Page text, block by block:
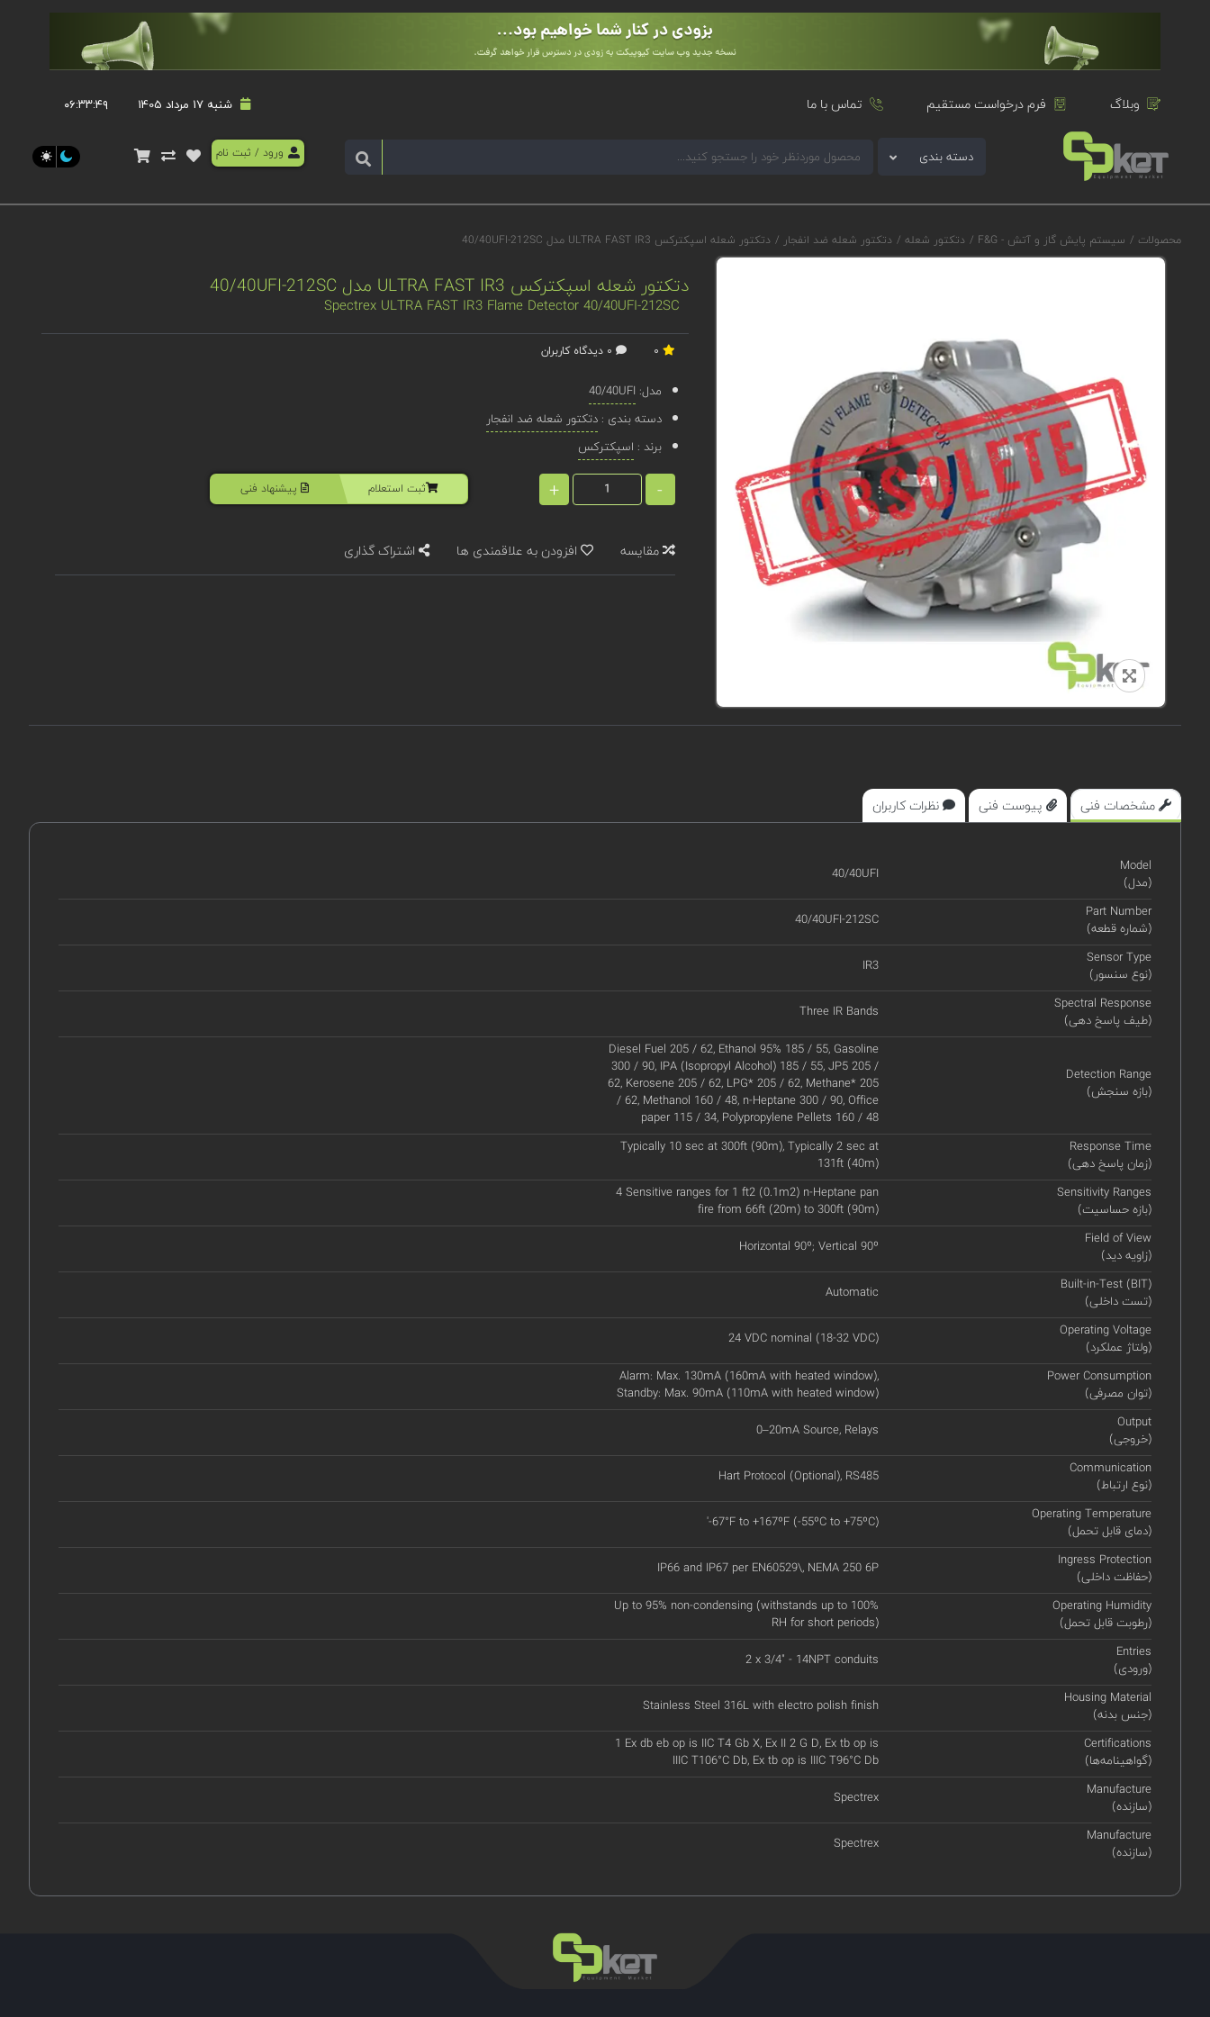
وبلاگ فرم درخواست مستقیم تماس با ما شنبه 17 مرداد 1405 ۰۶:۳۳:۵۰
دسته بندی ورود / ثبت نام
محصولات / سیستم پایش گاز و آتش - F&G / دتکتور شعله / دتکتور شعله ضد انفجار / دتکتور شعله اسپکترکس ULTRA FAST IR3 مدل 40/40UFI-212SC
دتکتور شعله اسپکترکس ULTRA FAST IR3 مدل 40/40UFI-212SC
Spectrex ULTRA FAST IR3 Flame Detector 40/40UFI-212SC
مدل: 40/40UFI
دسته بندی :دتکتور شعله ضد انفجار
برند : اسپکترکس
-
+ ثبت استعلام پیشنهاد فنی
مقایسه افزودن به علاقمندی ها اشتراک گذاری
مشخصات فنی پیوست فنی نظرات کاربران
Model
(مدل)
40/40UFI
Part Number
(شماره قطعه)
40/40UFI-212SC
Sensor Type
(نوع سنسور)
IR3
Spectral Response
(طیف پاسخ دهی)
Three IR Bands
Detection Range
(بازه سنجش)
Diesel Fuel 205 / 62, Ethanol 95% 185 / 55, Gasoline
300 / 90, IPA (Isopropyl Alcohol) 185 / 55, JP5 205 /
62, Kerosene 205 / 62, LPG* 205 / 62, Methane* 205
/ 62, Methanol 160 / 48, n-Heptane 300 / 90, Office
paper 115 / 34, Polypropylene Pellets 160 / 48
Response Time
(زمان پاسخ دهی)
Typically 10 sec at 300ft (90m), Typically 2 sec at
131ft (40m)
Sensitivity Ranges
(بازه حساسیت)
4 Sensitive ranges for 1 ft2 (0.1m2) n-Heptane pan
fire from 66ft (20m) to 300ft (90m)
Field of View
(زاویه دید)
Horizontal 90º; Vertical 90º
Built-in-Test (BIT)
(تست داخلی)
Automatic
Operating Voltage
(ولتاژ عملکرد)
24 VDC nominal (18-32 VDC)
Power Consumption
(توان مصرفی)
Alarm: Max. 130mA (160mA with heated window),
Standby: Max. 90mA (110mA with heated window)
Output
(خروجی)
0–20mA Source, Relays
Communication
(نوع ارتباط)
Hart Protocol (Optional), RS485
Operating Temperature
(دمای قابل تحمل)
'-67°F to +167ºF (-55ºC to +75ºC)
Ingress Protection
(حفاظت داخلی)
IP66 and IP67 per EN60529\, NEMA 250 6P
Operating Humidity
(رطوبت قابل تحمل)
Up to 95% non-condensing (withstands up to 100%
RH for short periods)
Entries
(ورودی)
2 x 3/4" - 14NPT conduits
Housing Material
(جنس بدنه)
Stainless Steel 316L with electro polish finish
Certifications
(گواهینامه‌ها)
1 Ex db eb op is IIC T4 Gb X, Ex II 2 G D, Ex tb op is
IIIC T106°C Db, Ex tb op is IIIC T96°C Db
Manufacture
(سازنده)
Spectrex
Manufacture
(سازنده)
Spectrex